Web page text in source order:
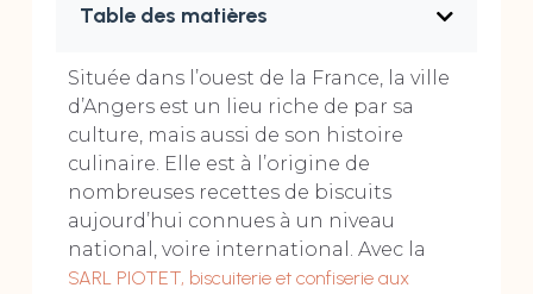
Table des matières
Située dans l’ouest de la France, la ville
d’Angers est un lieu riche de par sa
culture, mais aussi de son histoire
culinaire. Elle est à l’origine de
nombreuses recettes de biscuits
aujourd’hui connues à un niveau
national, voire international. Avec la
SARL PIOTET, biscuiterie et confiserie aux